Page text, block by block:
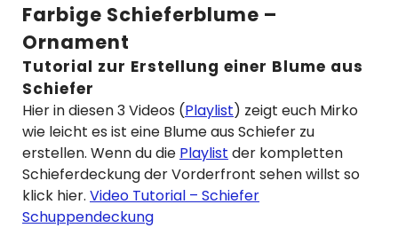
Farbige Schieferblume –
Ornament
Tutorial zur Erstellung einer Blume aus
Schiefer
Hier in diesen 3 Videos (Playlist) zeigt euch Mirko
wie leicht es ist eine Blume aus Schiefer zu
erstellen. Wenn du die Playlist der kompletten
Schieferdeckung der Vorderfront sehen willst so
klick hier. Video Tutorial – Schiefer
Schuppendeckung